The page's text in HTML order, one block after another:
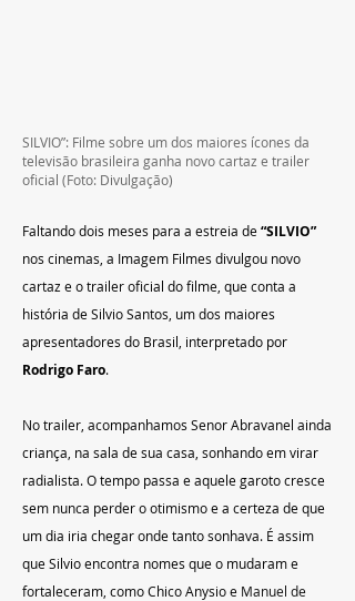
SILVIO”: Filme sobre um dos maiores ícones da
televisão brasileira ganha novo cartaz e trailer
oficial (Foto: Divulgação)
Faltando dois meses para a estreia de “SILVIO”
nos cinemas, a Imagem Filmes divulgou novo
cartaz e o trailer oficial do filme, que conta a
história de Silvio Santos, um dos maiores
apresentadores do Brasil, interpretado por
Rodrigo Faro.
No trailer, acompanhamos Senor Abravanel ainda
criança, na sala de sua casa, sonhando em virar
radialista. O tempo passa e aquele garoto cresce
sem nunca perder o otimismo e a certeza de que
um dia iria chegar onde tanto sonhava. É assim
que Silvio encontra nomes que o mudaram e
fortaleceram, como Chico Anysio e Manuel de